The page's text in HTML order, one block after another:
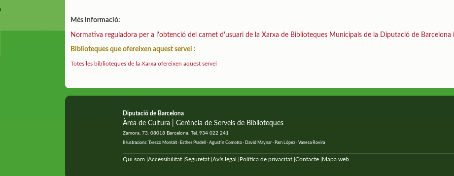
Més informació:
Normativa reguladora per a l'obtenció del carnet d'usuari de la Xarxa de Biblioteques Municipals de la Diputació de Barcelona
Biblioteques que ofereixen aquest servei :
Totes les biblioteques de la Xarxa ofereixen aquest servei
Diputació de Barcelona
Àrea de Cultura | Gerència de Serveis de Biblioteques
Zamora, 73. 08018 Barcelona. Tel. 934 022 241
Il·lustracions: Txesco Montalt · Esther Pradell · Agustín Comotto · David Maynar · Pam López · Vanesa Rovira
Qui som Accessibilitat| Seguretat| Avís legal Política de privacitat| Contacte| Mapa web